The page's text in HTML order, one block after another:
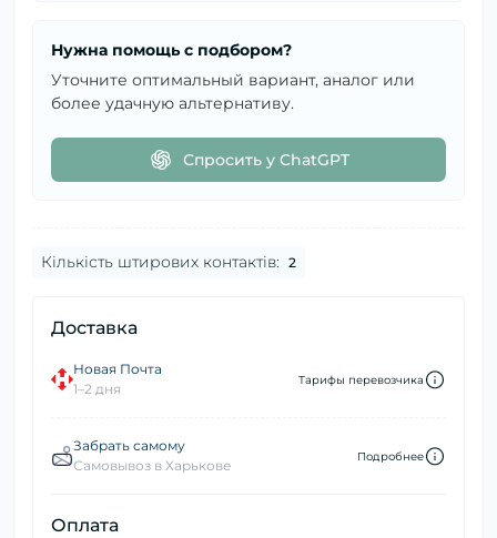
Нужна помощь с подбором?
Уточните оптимальный вариант, аналог или
более удачную альтернативу.
Спросить у ChatGPT
Кількість штирових контактів: 2
Доставка
Новая Почта
1–2 дня
Тарифы перевозчика
Забрать самому
Самовывоз в Харькове
Подробнее
Оплата